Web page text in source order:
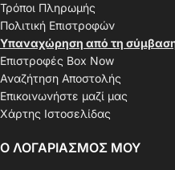
Τρόποι Πληρωμής
Πολιτική Επιστροφών
Υπαναχώρηση από τη
Επιστροφές Box Now
Αναζήτηση Αποστολής
Επικοινωνήστε μαζί μας
Χάρτης Ιστοσελίδας
Ο ΛΟΓΑΡΙΑΣΜΟΣ ΜΟΥ